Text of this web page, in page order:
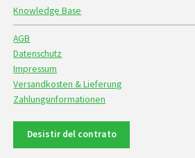
Knowledge Base
AGB
Datenschutz
Impressum
Versandkosten & Lieferung
Zahlungsinformationen
Desistir del contrato